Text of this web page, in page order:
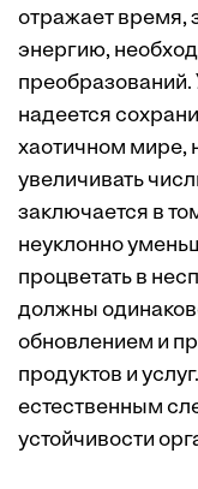
отражает время,
энергию,
преобразований.
надеется
хаотичном мире,
увеличивать
заключается в
неуклонно
процветать в
должны
обновлением и
продуктов и
естественным
устойчивости